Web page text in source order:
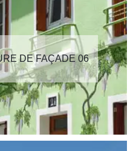
DE FAÇADE 06